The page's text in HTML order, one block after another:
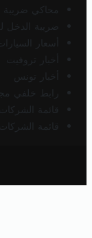
محاكي ضريبة
ضريبة الدخل
أسعار
أخبار تروفيت
أخبار تونس
رابط خلفي
قائمة
قائمة